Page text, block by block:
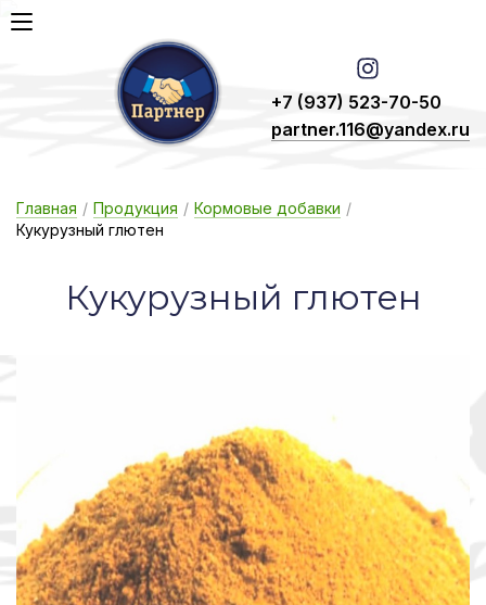
+7 (937) 523-70-50
partner.116@yandex.ru
Главная / Продукция / Кормовые добавки /
Кукурузный глютен
Ку­ку­руз­ный глю­тен